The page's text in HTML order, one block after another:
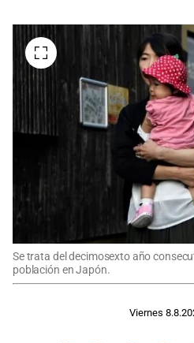
Se trata del decimosexto año
población en Japón.
Viernes